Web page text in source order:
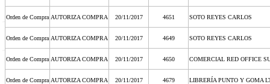
Orden de Compra AUTORIZA COMPRA 20/11/2017 4651 SOTO REYES CARLOS
Orden de Compra AUTORIZA COMPRA 20/11/2017 4649 SOTO REYES CARLOS
Orden de Compra AUTORIZA COMPRA 20/11/2017 4650 COMERCIAL RED OFFICE
Orden de Compra AUTORIZA COMPRA 20/11/2017 4679 LIBRERÍA PUNTO Y GOMA